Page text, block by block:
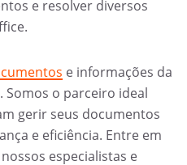
e resolver diversos
e informações da
Somos o parceiro ideal
gerir seus documentos
e eficiência. Entre em
especialistas e